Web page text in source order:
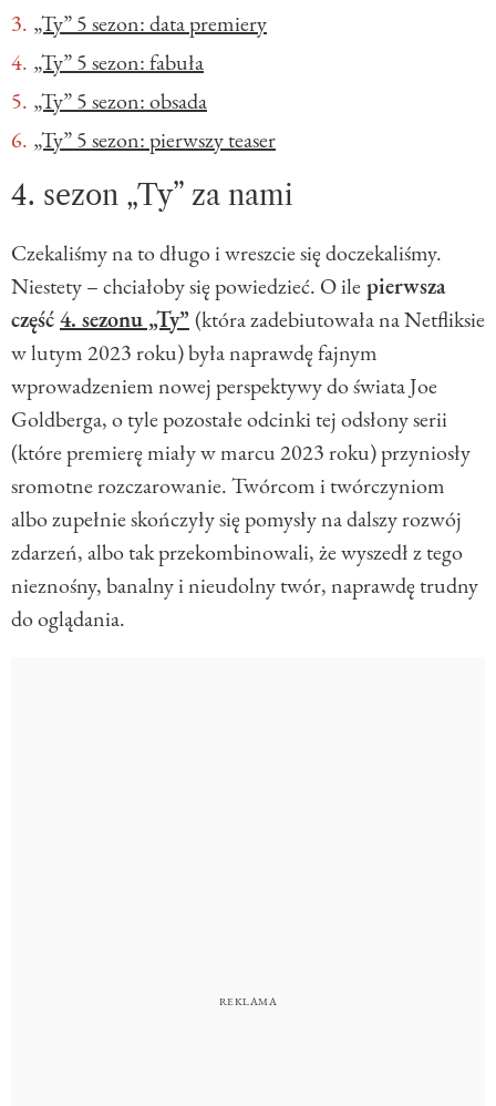
„Ty” 5 sezon: data premiery
„Ty” 5 sezon: fabuła
„Ty” 5 sezon: obsada
„Ty” 5 sezon: pierwszy teaser
4. sezon „Ty” za nami
Czekaliśmy na to długo i wreszcie się doczekaliśmy.
Niestety – chciałoby się powiedzieć. O ilepierwsza
część4. sezonu „Ty” (która zadebiutowała na Netfliksie
w lutym 2023 roku) była naprawdę fajnym
wprowadzeniem nowej perspektywy do świata Joe
Goldberga, o tyle pozostałe odcinki tej odsłony serii
(które premierę miały w marcu 2023 roku) przyniosły
sromotne rozczarowanie. Twórcom i twórczyniom
albo zupełnie skończyły się pomysły na dalszy rozwój
zdarzeń, albo tak przekombinowali, że wyszedł z tego
nieznośny, banalny i nieudolny twór, naprawdę trudny
do oglądania.